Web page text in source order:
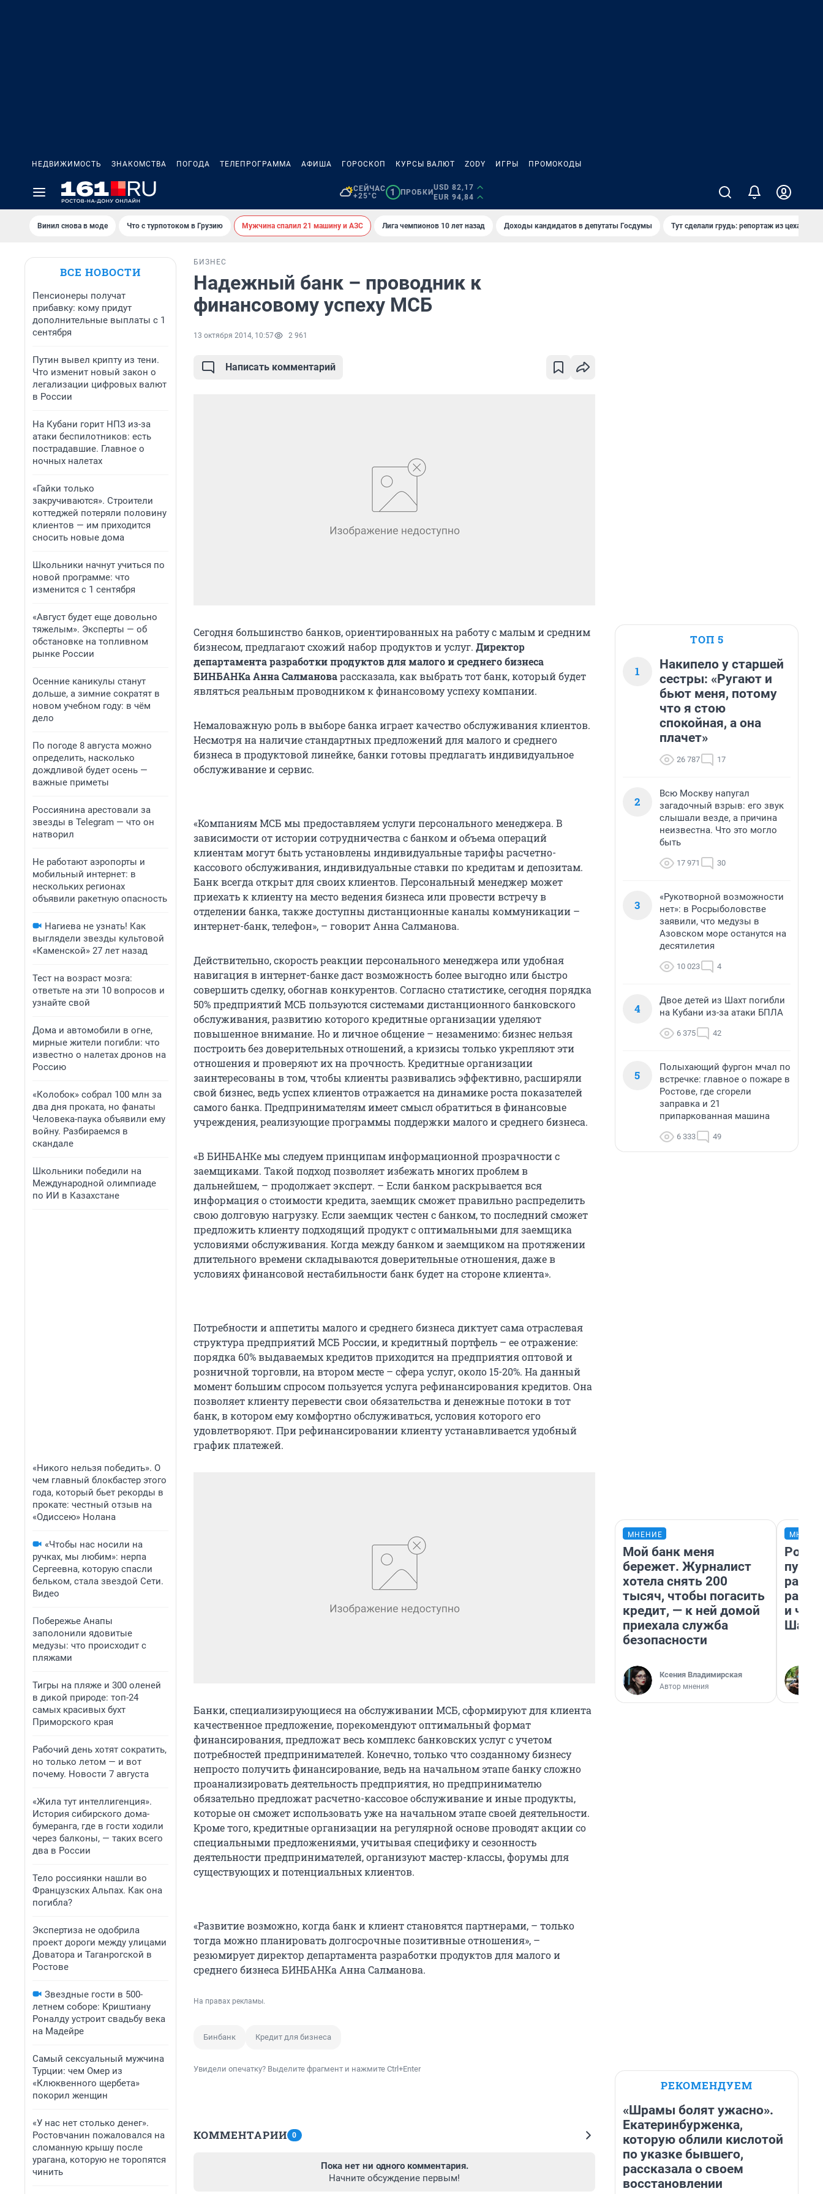
НЕДВИЖИМОСТЬ ЗНАКОМСТВА ПОГОДА ТЕЛЕПРОГРАММА АФИША ГОРОСКОП КУРСЫ ВАЛЮТ ZODY ИГРЫ ПРОМОКОДЫ
СЕЙЧАС
+25°C
1 ПРОБКИ
USD 82,17
EUR 94,84
Винил снова в моде Что с турпотоком в Грузию Мужчина спалил 21 машину и АЗС Лига чемпионов 10 лет назад Доходы кандидатов в депутаты Госдумы Тут сделали грудь: репортаж из цеха
ВСЕ НОВОСТИ
Пенсионеры получат
прибавку: кому придут
дополнительные выплаты с 1
сентября
Путин вывел крипту из тени.
Что изменит новый закон о
легализации цифровых валют
в России
На Кубани горит НПЗ из-за
атаки беспилотников: есть
пострадавшие. Главное о
ночных налетах
«Гайки только
закручиваются». Строители
коттеджей потеряли половину
клиентов — им приходится
сносить новые дома
Школьники начнут учиться по
новой программе: что
изменится с 1 сентября
«Август будет еще довольно
тяжелым». Эксперты — об
обстановке на топливном
рынке России
Осенние каникулы станут
дольше, а зимние сократят в
новом учебном году: в чём
дело
По погоде 8 августа можно
определить, насколько
дождливой будет осень —
важные приметы
Россиянина арестовали за
звезды в Telegram — что он
натворил
Не работают аэропорты и
мобильный интернет: в
нескольких регионах
объявили ракетную опасность
Нагиева не узнать! Как
выглядели звезды культовой
«Каменской» 27 лет назад
Тест на возраст мозга:
ответьте на эти 10 вопросов и
узнайте свой
Дома и автомобили в огне,
мирные жители погибли: что
известно о налетах дронов на
Россию
«Колобок» собрал 100 млн за
два дня проката, но фанаты
Человека-паука объявили ему
войну. Разбираемся в
скандале
Школьники победили на
Международной олимпиаде
по ИИ в Казахстане
«Никого нельзя победить». О
чем главный блокбастер этого
года, который бьет рекорды в
прокате: честный отзыв на
«Одиссею» Нолана
«Чтобы нас носили на
ручках, мы любим»: нерпа
Сергеевна, которую спасли
бельком, стала звездой Сети.
Видео
Побережье Анапы
заполонили ядовитые
медузы: что происходит с
пляжами
Тигры на пляже и 300 оленей
в дикой природе: топ-24
самых красивых бухт
Приморского края
Рабочий день хотят сократить,
но только летом — и вот
почему. Новости 7 августа
«Жила тут интеллигенция».
История сибирского дома-
бумеранга, где в гости ходили
через балконы, — таких всего
два в России
Тело россиянки нашли во
Французских Альпах. Как она
погибла?
Экспертиза не одобрила
проект дороги между улицами
Доватора и Таганрогской в
Ростове
Звездные гости в 500-
летнем соборе: Криштиану
Роналду устроит свадьбу века
на Мадейре
Самый сексуальный мужчина
Турции: чем Омер из
«Клюквенного щербета»
покорил женщин
«У нас нет столько денег».
Ростовчанин пожаловался на
сломанную крышу после
урагана, которую не торопятся
чинить
БИЗНЕС
Надежный банк – проводник к
финансовому успеху МСБ
13 октября 2014, 10:57 2 961
Написать комментарий
Сегодня большинство банков, ориентированных на работу с малым и средним
бизнесом, предлагают схожий набор продуктов и услуг. Директор
департамента разработки продуктов для малого и среднего бизнеса
БИНБАНКа Анна Салмановарассказала, как выбрать тот банк, который будет
являться реальным проводником к финансовому успеху компании.
Немаловажную роль в выборе банка играет качество обслуживания клиентов.
Несмотря на наличие стандартных предложений для малого и среднего
бизнеса в продуктовой линейке, банки готовы предлагать индивидуальное
обслуживание и сервис.
«Компаниям МСБ мы предоставляем услуги персонального менеджера. В
зависимости от истории сотрудничества с банком и объема операций
клиентам могут быть установлены индивидуальные тарифы расчетно-
кассового обслуживания, индивидуальные ставки по кредитам и депозитам.
Банк всегда открыт для своих клиентов. Персональный менеджер может
приехать к клиенту на место ведения бизнеса или провести встречу в
отделении банка, также доступны дистанционные каналы коммуникации –
интернет-банк, телефон», – говорит Анна Салманова.
Действительно, скорость реакции персонального менеджера или удобная
навигация в интернет-банке даст возможность более выгодно или быстро
совершить сделку, обогнав конкурентов. Согласно статистике, сегодня порядка
50% предприятий МСБ пользуются системами дистанционного банковского
обслуживания, развитию которого кредитные организации уделяют
повышенное внимание. Но и личное общение – незаменимо: бизнес нельзя
построить без доверительных отношений, а кризисы только укрепляют эти
отношения и проверяют их на прочность. Кредитные организации
заинтересованы в том, чтобы клиенты развивались эффективно, расширяли
свой бизнес, ведь успех клиентов отражается на динамике роста показателей
самого банка. Предпринимателям имеет смысл обратиться в финансовые
учреждения, реализующие программы поддержки малого и среднего бизнеса.
«В БИНБАНКе мы следуем принципам информационной прозрачности с
заемщиками. Такой подход позволяет избежать многих проблем в
дальнейшем, – продолжает эксперт. – Если банком раскрывается вся
информация о стоимости кредита, заемщик сможет правильно распределить
свою долговую нагрузку. Если заемщик честен с банком, то последний сможет
предложить клиенту подходящий продукт с оптимальными для заемщика
условиями обслуживания. Когда между банком и заемщиком на протяжении
длительного времени складываются доверительные отношения, даже в
условиях финансовой нестабильности банк будет на стороне клиента».
Потребности и аппетиты малого и среднего бизнеса диктует сама отраслевая
структура предприятий МСБ России, и кредитный портфель – ее отражение:
порядка 60% выдаваемых кредитов приходится на предприятия оптовой и
розничной торговли, на втором месте – сфера услуг, около 15-20%. На данный
момент большим спросом пользуется услуга рефинансирования кредитов. Она
позволяет клиенту перевести свои обязательства и денежные потоки в тот
банк, в котором ему комфортно обслуживаться, условия которого его
удовлетворяют. При рефинансировании клиенту устанавливается удобный
график платежей.
Банки, специализирующиеся на обслуживании МСБ, сформируют для клиента
качественное предложение, порекомендуют оптимальный формат
финансирования, предложат весь комплекс банковских услуг с учетом
потребностей предпринимателей. Конечно, только что созданному бизнесу
непросто получить финансирование, ведь на начальном этапе банку сложно
проанализировать деятельность предприятия, но предпринимателю
обязательно предложат расчетно-кассовое обслуживание и иные продукты,
которые он сможет использовать уже на начальном этапе своей деятельности.
Кроме того, кредитные организации на регулярной основе проводят акции со
специальными предложениями, учитывая специфику и сезонность
деятельности предпринимателей, организуют мастер-классы, форумы для
существующих и потенциальных клиентов.
«Развитие возможно, когда банк и клиент становятся партнерами, – только
тогда можно планировать долгосрочные позитивные отношения», –
резюмирует директор департамента разработки продуктов для малого и
среднего бизнеса БИНБАНКа Анна Салманова.
На правах рекламы.
Бинбанк Кредит для бизнеса
Увидели опечатку? Выделите фрагмент и нажмите Ctrl+Enter
КОММЕНТАРИИ 0
Пока нет ни одного комментария.
Начните обсуждение первым!
ТОП 5
1
Накипело у старшей
сестры: «Ругают и
бьют меня, потому
что я стою
спокойная, а она
плачет»
26 787 17
2
Всю Москву напугал
загадочный взрыв: его звук
слышали везде, а причина
неизвестна. Что это могло
быть
17 971 30
3
«Рукотворной возможности
нет»: в Росрыболовстве
заявили, что медузы в
Азовском море останутся на
десятилетия
10 023 4
4
Двое детей из Шахт погибли
на Кубани из-за атаки БПЛА
6 375 42
5
Полыхающий фургон мчал по
встречке: главное о пожаре в
Ростове, где сгорели
заправка и 21
припаркованная машина
6 333 49
МНЕНИЕ
Мой банк меня
бережет. Журналист
хотела снять 200
тысяч, чтобы погасить
кредит, — к ней домой
приехала служба
безопасности
Ксения Владимирская
Автор мнения
и чем
РЕКОМЕНДУЕМ
«Шрамы болят ужасно».
Екатеринбурженка,
которую облили кислотой
по указке бывшего,
рассказала о своем
восстановлении